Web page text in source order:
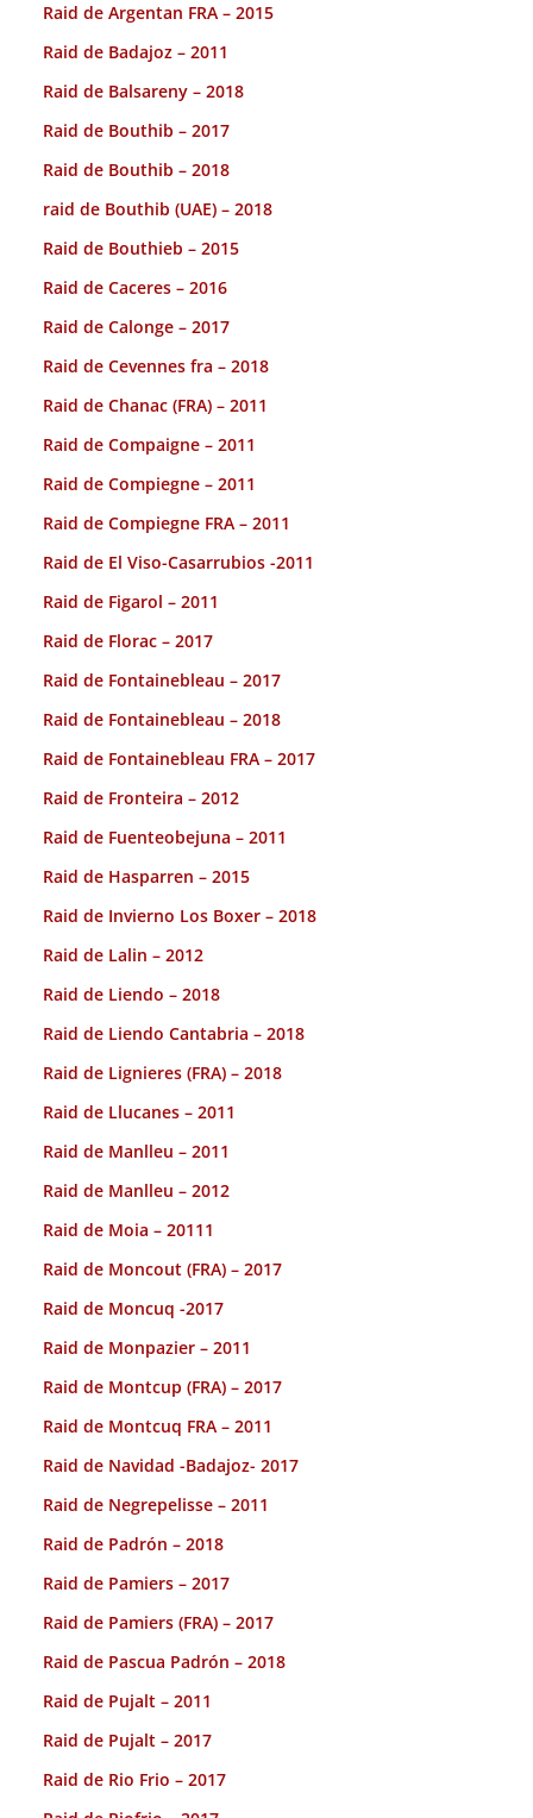
Raid de Argentan FRA – 2015
Raid de Badajoz – 2011
Raid de Balsareny – 2018
Raid de Bouthib – 2017
Raid de Bouthib – 2018
raid de Bouthib (UAE) – 2018
Raid de Bouthieb – 2015
Raid de Caceres – 2016
Raid de Calonge – 2017
Raid de Cevennes fra – 2018
Raid de Chanac (FRA) – 2011
Raid de Compaigne – 2011
Raid de Compiegne – 2011
Raid de Compiegne FRA – 2011
Raid de El Viso-Casarrubios -2011
Raid de Figarol – 2011
Raid de Florac – 2017
Raid de Fontainebleau – 2017
Raid de Fontainebleau – 2018
Raid de Fontainebleau FRA – 2017
Raid de Fronteira – 2012
Raid de Fuenteobejuna – 2011
Raid de Hasparren – 2015
Raid de Invierno Los Boxer – 2018
Raid de Lalin – 2012
Raid de Liendo – 2018
Raid de Liendo Cantabria – 2018
Raid de Lignieres (FRA) – 2018
Raid de Llucanes – 2011
Raid de Manlleu – 2011
Raid de Manlleu – 2012
Raid de Moia – 20111
Raid de Moncout (FRA) – 2017
Raid de Moncuq -2017
Raid de Monpazier – 2011
Raid de Montcup (FRA) – 2017
Raid de Montcuq FRA – 2011
Raid de Navidad -Badajoz- 2017
Raid de Negrepelisse – 2011
Raid de Padrón – 2018
Raid de Pamiers – 2017
Raid de Pamiers (FRA) – 2017
Raid de Pascua Padrón – 2018
Raid de Pujalt – 2011
Raid de Pujalt – 2017
Raid de Rio Frio – 2017